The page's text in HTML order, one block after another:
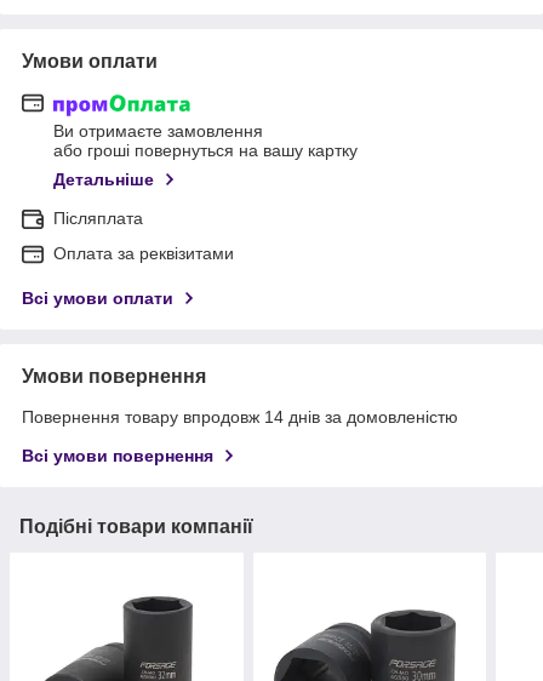
Умови оплати
Ви отримаєте замовлення
або гроші повернуться на вашу картку
Детальніше
Післяплата
Оплата за реквізитами
Всі умови оплати
Умови повернення
Повернення товару впродовж 14 днів за домовленістю
Всі умови повернення
Подібні товари компанії